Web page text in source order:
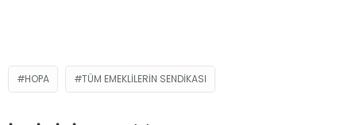
HOPA TÜM EMEKLILERIN SENDIKASI